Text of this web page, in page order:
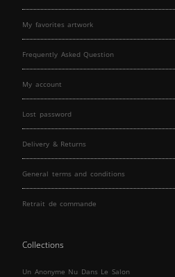
My favorites artwork
Frequently Asked Question
My account
Lost password
Delivery & Returns
General terms and conditions
Retrait de commande
Collections
Un Anonyme Nu Dans Le Salon